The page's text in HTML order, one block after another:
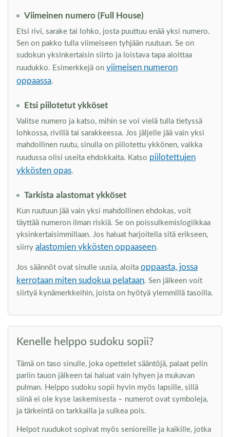
Viimeinen numero (Full House)
Etsi rivi, sarake tai lohko, josta puuttuu enää yksi numero.
Sen on pakko tulla viimeiseen tyhjään ruutuun. Se on
sudokun yksinkertaisin siirto ja loistava tapa aloittaa
ruudukko. Esimerkkejä on viimeisen numeron
oppaassa.
Etsi piilotetut ykköset
Valitse numero ja katso, mihin se voi vielä tulla tietyssä
lohkossa, rivillä tai sarakkeessa. Jos jäljelle jää vain yksi
mahdollinen ruutu, sinulla on piilotettu ykkönen, vaikka
ruudussa olisi useita ehdokkaita. Katso piilotettujen
ykkösten opas.
Tarkista alastomat ykköset
Kun ruutuun jää vain yksi mahdollinen ehdokas, voit
täyttää numeron ilman riskiä. Se on poissulkemislogiikkaa
yksinkertaisimmillaan. Jos haluat harjoitella sitä erikseen,
siirry alastomien ykkösten oppaaseen.
Jos säännöt ovat sinulle uusia, aloita oppaasta, jossa
kerrotaan miten sudokua pelataan. Sen jälkeen voit
siirtyä kynämerkkeihin, joista on hyötyä ylemmillä tasoilla.
Kenelle helppo sudoku sopii?
Tämä on taso sinulle, joka opettelet sääntöjä, palaat pelin
pariin tauon jälkeen tai haluat vain lyhyen ja mukavan
pulman. Helppo sudoku sopii hyvin myös lapsille, sillä
siinä ei ole kyse laskemisesta – numerot ovat symboleja,
ja tärkeintä on tarkkailla ja sulkea pois.
Helpot ruudukot sopivat myös senioreille ja kaikille, jotka